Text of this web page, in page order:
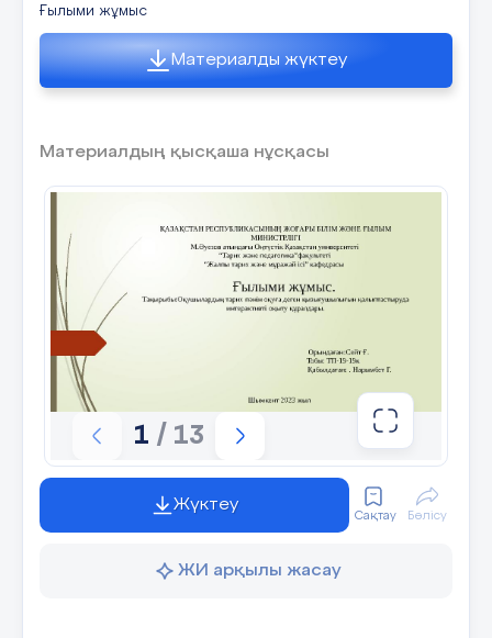
Ғылыми жұмыс
Материалды жүктеу
Материалдың қысқаша нұсқасы
1 / 13
Жүктеу
Сақтау Бөлісу
ЖИ арқылы жасау